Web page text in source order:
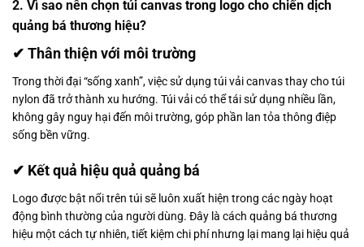
2. Vì sao nên chọn túi canvas trong logo cho chiến dịch
quảng bá thương hiệu?
✔ Thân thiện với môi trường
Trong thời đại “sống xanh”, việc sử dụng túi vải canvas thay cho túi
nylon đã trở thành xu hướng. Túi vải có thể tái sử dụng nhiều lần,
không gây nguy hại đến môi trường, góp phần lan tỏa thông điệp
sống bền vững.
✔ Kết quả hiệu quả quảng bá
Logo được bật nổi trên túi sẽ luôn xuất hiện trong các ngày hoạt
động bình thường của người dùng. Đây là cách quảng bá thương
hiệu một cách tự nhiên, tiết kiệm chi phí nhưng lại mang lại hiệu quả